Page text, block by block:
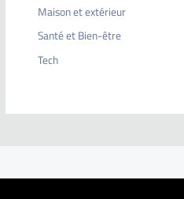
Maison et extérieur
Santé et Bien-être
Tech